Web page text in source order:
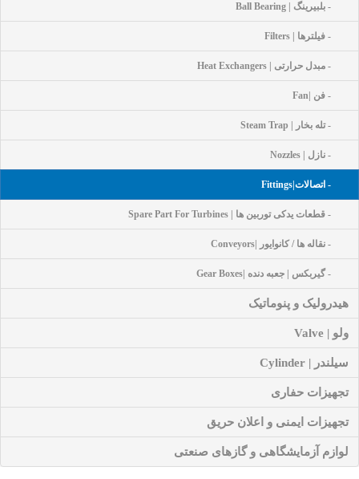
- بلبیرینگ | Ball Bearing
- فیلترها | Filters
- مبدل حرارتی | Heat Exchangers
- فن |Fan
- تله بخار | Steam Trap
- نازل | Nozzles
- اتصالات|Fittings
- قطعات یدکی توربین ها | Spare Part For Turbines
- نقاله ها / کانوایور |Conveyors
- گیربکس | جعبه دنده |Gear Boxes
هیدرولیک و پنوماتیک
ولو | Valve
سیلندر | Cylinder
تجهیزات حفاری
تجهیزات ایمنی و اعلان حریق
لوازم آزمایشگاهی و گازهای صنعتی